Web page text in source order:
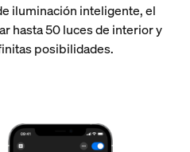
iluminación inteligente, el
hasta 50 luces de interior y
posibilidades.